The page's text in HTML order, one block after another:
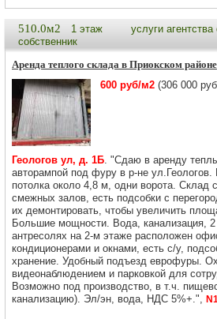
510.0м2 1 этаж
услуги
собственник
Аренда теплого склада в Приокском районе
600 руб/м2 (306 000
Геологов ул, д. 1Б. "Сдаю в аренду
авторампой под фуру в р-не
потолка около 4,8 м, одни ворота. Склад
смежных залов, есть подсобки с
их демонтировать, чтобы увеличить
Большие мощности. Вода, канализация,
антресолях на 2-м этаже расположен
кондиционерами и окнами, есть с/у,
хранение. Удобный подъезд еврофуры.
видеонаблюдением и парковкой для
Возможно под производство, в т.ч.
канализацию). Эл/эн, вода, НДС 5%+.",